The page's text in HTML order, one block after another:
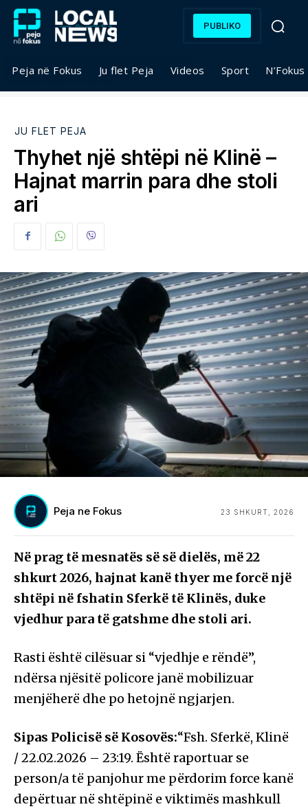
PUBLIKO
Peja në Fokus Ju flet Peja Videos Sport
JU FLET PEJA
Thyhet një shtëpi në Klinë –
Hajnat marrin para dhe stoli
ari
Peja ne Fokus 23 SHKURT, 2026
Në prag të mesnatës së së dielës, më 22
shkurt 2026, hajnat kanë thyer me forcë një
shtëpi në fshatin Sferkë të Klinës, duke
vjedhur para të gatshme dhe stoli ari.
Rasti është cilësuar si “vjedhje e rëndë”,
ndërsa njësitë policore janë mobilizuar
menjëherë dhe po hetojnë ngjarjen.
Sipas Policisë së Kosovës:“Fsh. Sferkë, Klinë
/ 22.02.2026 – 23:19. Është raportuar se
person/a të panjohur me përdorim force kanë
depërtuar në shtëpinë e viktimës mashkull